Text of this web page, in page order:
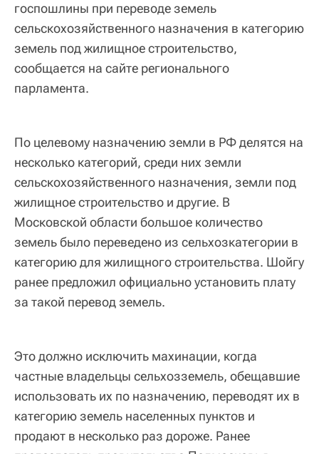
госпошлины при переводе земель
сельскохозяйственного назначения в категорию
земель под жилищное строительство,
сообщается на сайте регионального
парламента.
По целевому назначению земли в РФ делятся на
несколько категорий, среди них земли
сельскохозяйственного назначения, земли под
жилищное строительство и другие. В
Московской области большое количество
земель было переведено из сельхозкатегории в
категорию для жилищного строительства. Шойгу
ранее предложил официально установить плату
за такой перевод земель.
Это должно исключить махинации, когда
частные владельцы сельхозземель, обещавшие
использовать их по назначению, переводят их в
категорию земель населенных пунктов и
продают в несколько раз дороже. Ранее